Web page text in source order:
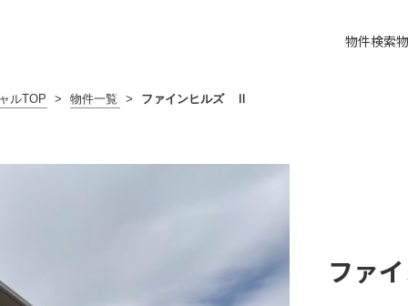
物件検索
ルTOP > 物件一覧 > ファインヒルズ Ⅱ
ファ